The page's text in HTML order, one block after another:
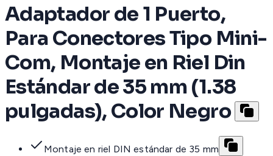
Adaptador de 1 Puerto,
Para Conectores Tipo Mini-
Com, Montaje en Riel Din
Estándar de 35 mm (1.38
pulgadas), Color Negro
Montaje en riel DIN estándar de 35 mm